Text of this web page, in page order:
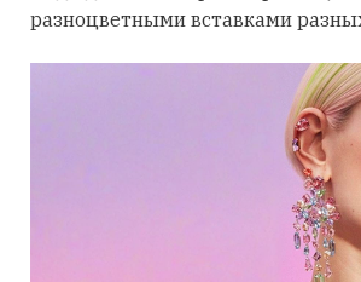
разноцветными вставками